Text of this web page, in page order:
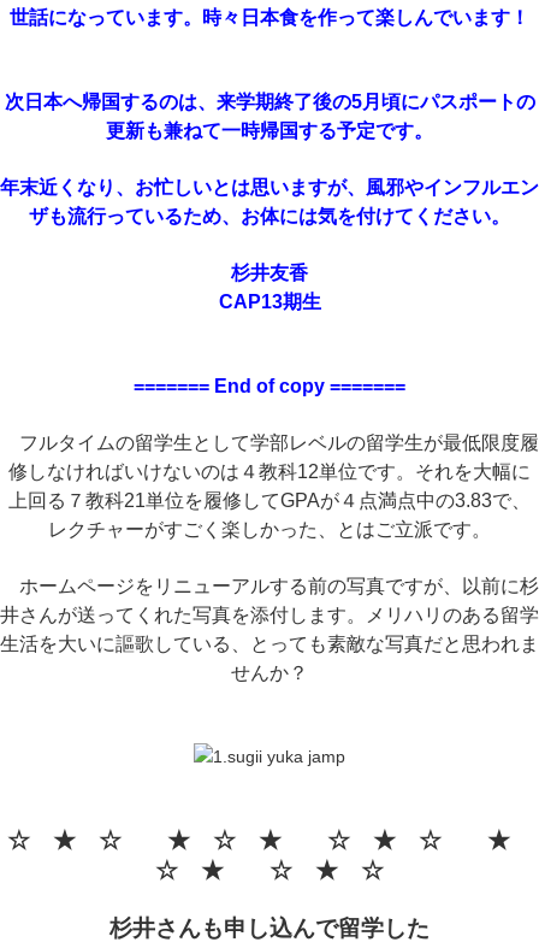
世話になっています。時々日本食を作って楽しんでいます！
次日本へ帰国するのは、来学期終了後の5月頃にパスポートの
更新も兼ねて一時帰国する予定です。
年末近くなり、お忙しいとは思いますが、風邪やインフルエン
ザも流行っているため、お体には気を付けてください。
杉井友香
CAP13期生
======= End of copy =======
フルタイムの留学生として学部レベルの留学生が最低限度履
修しなければいけないのは４教科12単位です。 それを大幅に
上回る７教科21単位を履修してGPAが４点満点中の3.83で、
レクチャーがすごく楽しかった、
とはご立派です。
ホームページをリニューアルする前の写真ですが、以前に杉
井さんが送ってくれた写真を添付します。
メリハリのある留学
生活を大いに謳歌している、とっても素敵な写真だと思われま
せんか？
☆ ★ ☆ ★ ☆ ★ ☆ ★ ☆ ★
☆ ★ ☆ ★ ☆
杉井さんも申し込んで留学した